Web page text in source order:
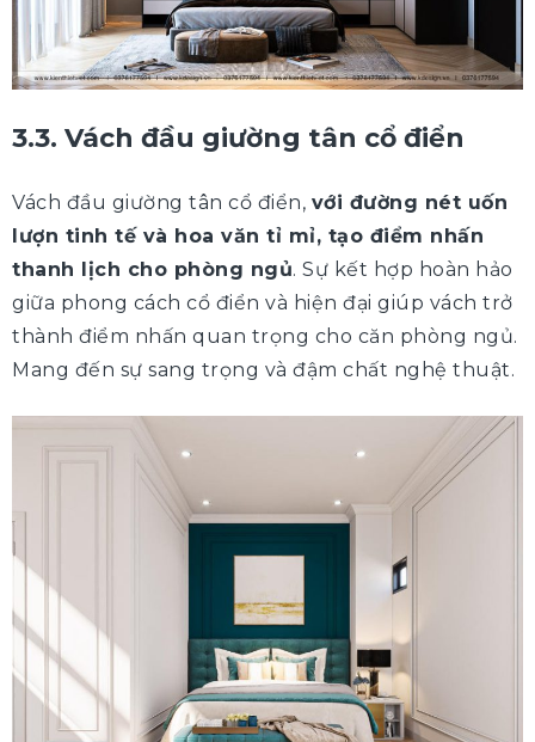
3.3. Vách đầu giường tân cổ điển
Vách đầu giường tân cổ điển, với đường nét uốn
lượn tinh tế và hoa văn tỉ mỉ, tạo điểm nhấn
thanh lịch cho phòng ngủ. Sự kết hợp hoàn hảo
giữa phong cách cổ điển và hiện đại giúp vách trở
thành điểm nhấn quan trọng cho căn phòng ngủ.
Mang đến sự sang trọng và đậm chất nghệ thuật.